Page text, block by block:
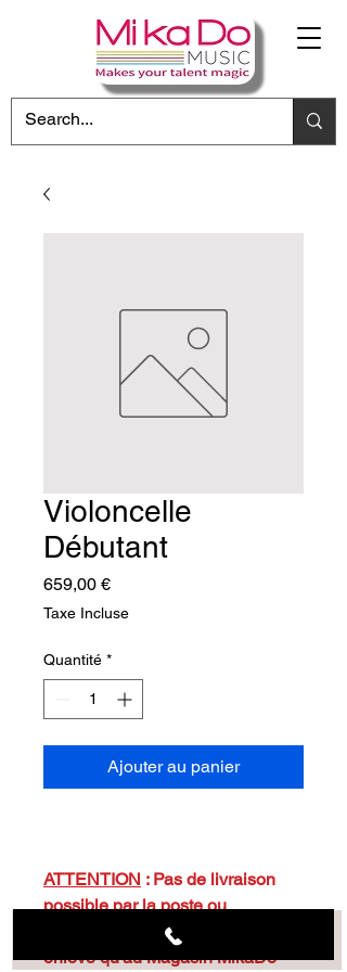
Violoncelle
Débutant
659,00 €Prix
Taxe Incluse
Quantité *
Ajouter au panier
ATTENTION : Pas de livraison
possible par la poste ou
assimilés. Cet article ne peut être
enlevé qu'au Magasin MikaDo